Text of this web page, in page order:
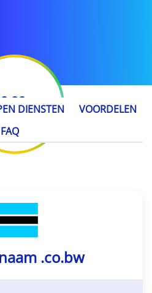
/ jaar
DIENSTEN
VOORDELEN
FAQ
.co.bw